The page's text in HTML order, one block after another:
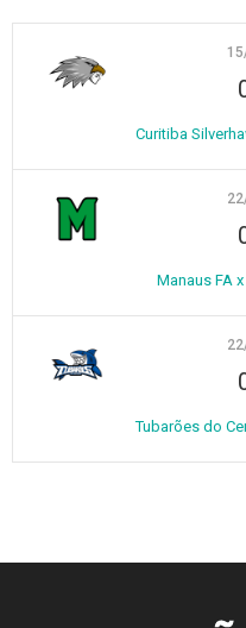
Curitiba
Manaus FA
Tubarões do